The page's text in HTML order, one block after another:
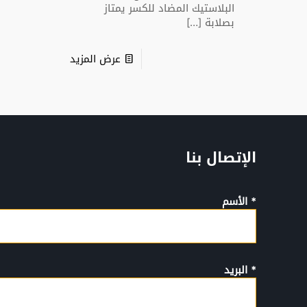
البلاستيك المضاد للكسر يمتاز
بصلابة […]
عرض المزيد
الإتصال بنا
* الأسم
* البريد